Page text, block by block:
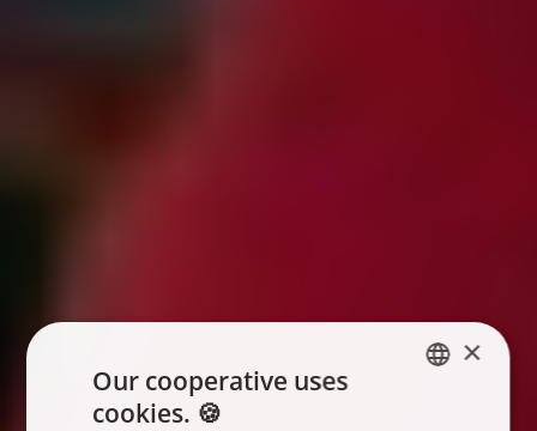
×
Our cooperative uses
cookies. 🍪